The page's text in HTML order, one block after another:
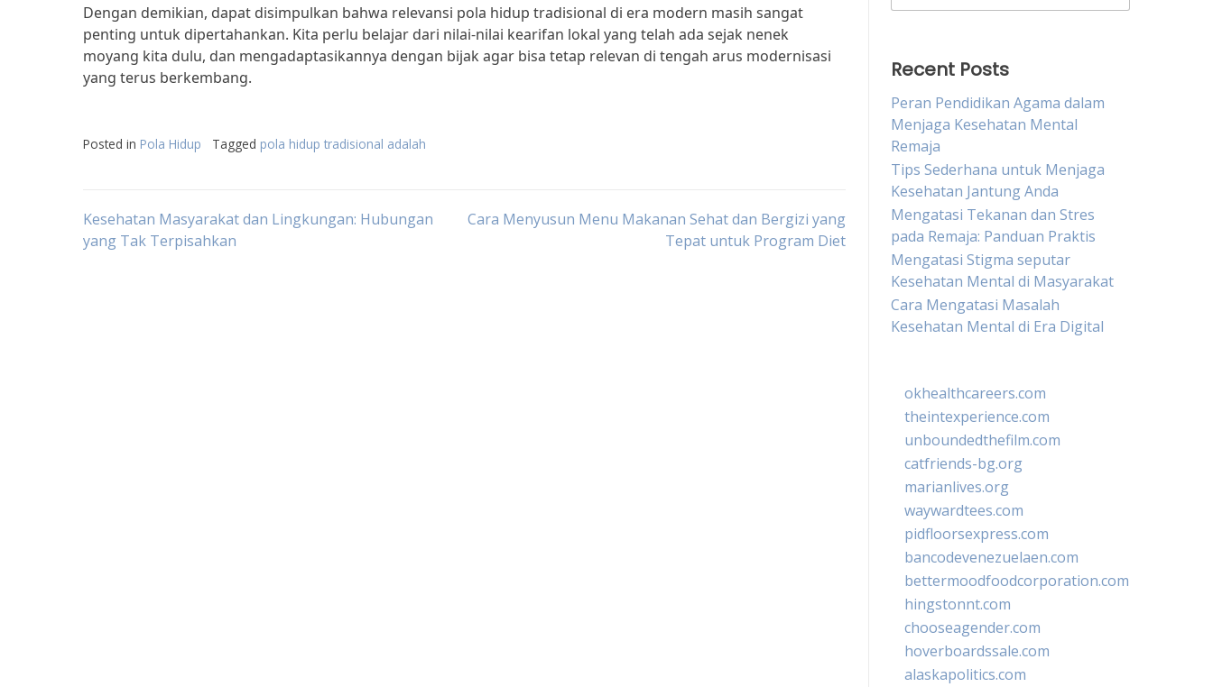
Dengan demikian, dapat disimpulkan bahwa relevansi pola hidup tradisional di era modern masih sangat
penting untuk dipertahankan. Kita perlu belajar dari nilai-nilai kearifan lokal yang telah ada sejak nenek
moyang kita dulu, dan mengadaptasikannya dengan bijak agar bisa tetap relevan di tengah arus modernisasi
yang terus berkembang.
Posted in Pola Hidup Tagged pola hidup tradisional adalah
Post
Kesehatan Masyarakat dan Lingkungan: Hubungan
yang Tak Terpisahkan
Cara Menyusun Menu Makanan Sehat dan Bergizi yang
Tepat untuk Program Diet
for:
Recent Posts
Peran Pendidikan Agama dalam
Menjaga Kesehatan Mental
Remaja
Tips Sederhana untuk Menjaga
Kesehatan Jantung Anda
Mengatasi Tekanan dan Stres
pada Remaja: Panduan Praktis
Mengatasi Stigma seputar
Kesehatan Mental di Masyarakat
Cara Mengatasi Masalah
Kesehatan Mental di Era Digital
okhealthcareers.com
theintexperience.com
unboundedthefilm.com
catfriends-bg.org
marianlives.org
waywardtees.com
pidfloorsexpress.com
bancodevenezuelaen.com
bettermoodfoodcorporation.com
hingstonnt.com
chooseagender.com
hoverboardssale.com
alaskapolitics.com